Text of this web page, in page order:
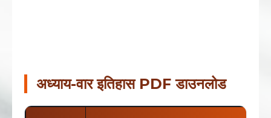
अध्याय-वार इतिहास PDF डाउनलोड